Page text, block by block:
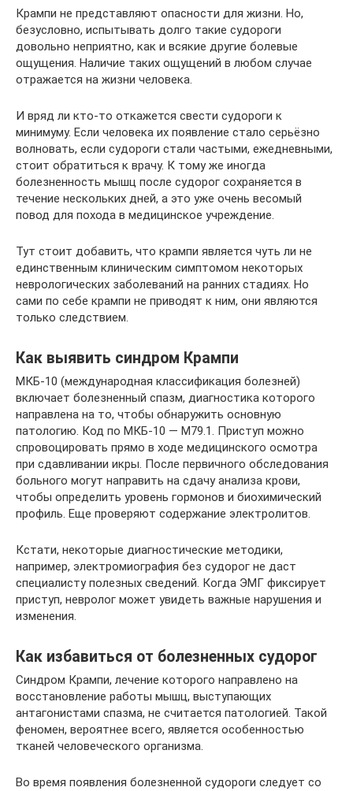
Крампи не представляют опасности для жизни. Но,
безусловно, испытывать долго такие судороги
довольно неприятно, как и всякие другие болевые
ощущения. Наличие таких ощущений в любом случае
отражается на жизни человека.
И вряд ли кто-то откажется свести судороги к
минимуму. Если человека их появление стало серьёзно
волновать, если судороги стали частыми, ежедневными,
стоит обратиться к врачу. К тому же иногда
болезненность мышц после судорог сохраняется в
течение нескольких дней, а это уже очень весомый
повод для похода в медицинское учреждение.
Тут стоит добавить, что крампи является чуть ли не
единственным клиническим симптомом некоторых
неврологических заболеваний на ранних стадиях. Но
сами по себе крампи не приводят к ним, они являются
только следствием.
Как выявить синдром Крампи
МКБ-10 (международная классификация болезней)
включает болезненный спазм, диагностика которого
направлена на то, чтобы обнаружить основную
патологию. Код по МКБ-10 — М79.1. Приступ можно
спровоцировать прямо в ходе медицинского осмотра
при сдавливании икры. После первичного обследования
больного могут направить на сдачу анализа крови,
чтобы определить уровень гормонов и биохимический
профиль. Еще проверяют содержание электролитов.
Кстати, некоторые диагностические методики,
например, электромиография без судорог не даст
специалисту полезных сведений. Когда ЭМГ фиксирует
приступ, невролог может увидеть важные нарушения и
изменения.
Как избавиться от болезненных судорог
Синдром Крампи, лечение которого направлено на
восстановление работы мышц, выступающих
антагонистами спазма, не считается патологией. Такой
феномен, вероятнее всего, является особенностью
тканей человеческого организма.
Во время появления болезненной судороги следует со